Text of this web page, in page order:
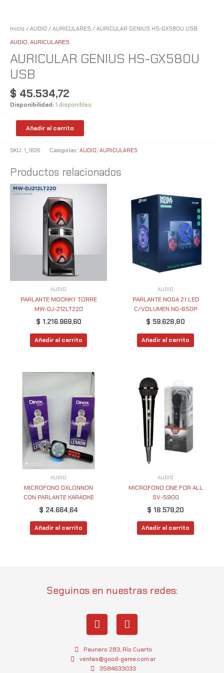
Inicio / AUDIO / AURICULARES / AURICULAR GENIUS HS-GX580U USB
AUDIO,AURICULARES
AURICULAR GENIUS HS-GX580U
USB
$ 45.534,72
Disponibilidad:1 disponibles
Añadir al carrito
SKU: 1_1836 Categorías: AUDIO AURICULARES
Productos relacionados
AUDIO
PARLANTE MOONKY TORRE
MW-DJ-212LT220
$ 1.216.969,60
Añadir al carrito
AUDIO
PARLANTE NOGA 2.1 LED
C/VOLUMEN NG-650P
$ 59.628,80
Añadir al carrito
AUDIO
MICROFONO DXLONNON
CON PARLANTE KARAOKE
$ 24.664,64
Añadir al carrito
AUDIO
MICROFONO ONE FOR ALL
SV-5900
$ 18.579,20
Añadir al carrito
Seguinos en nuestras redes:
I
n
t
a
W
h
t
s
Paunero 283, Río Cuarto
ventas@good-game.com.ar
3584633033